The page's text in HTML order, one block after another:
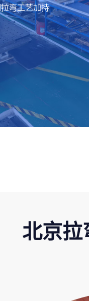
弯工艺加持
北京拉